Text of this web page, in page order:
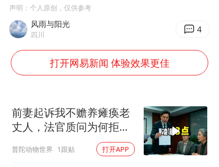
郑国霖回应去景区上班被保安拦下
宇树科技发行价格150.80元/股
现代版摸金校尉落网查获400多枚古币
80后女柜员逆袭成4200亿银行副行长
奋进开新局 实干挑大梁
声明：个人原创，仅供参考
风雨与阳光
四川 4
打开网易新闻 体验效果更佳
前妻起诉我不赡养瘫痪老
丈人，法官质问为何拒不
普陀动物世界 1跟贴 打开APP